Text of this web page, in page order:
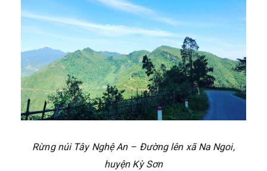
Rừng núi Tây Nghệ An – Đường lên xã Na Ngoi,
huyện Kỳ Sơn